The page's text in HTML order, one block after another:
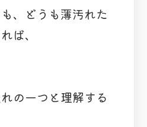
、どうも薄汚れた
ば、
の一つと理解する